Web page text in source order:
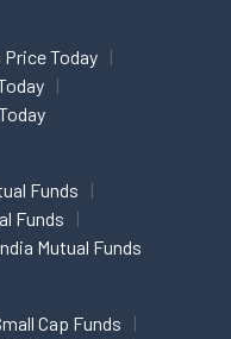
Today
Funds
Funds
Mutual Funds
Cap Funds